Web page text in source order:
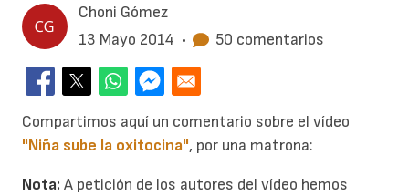
Choni Gómez
13 Mayo 2014 • 50 comentarios
Compartimos aquí un comentario sobre el vídeo
"Niña sube la oxitocina", por una matrona:
Nota: A petición de los autores del vídeo hemos